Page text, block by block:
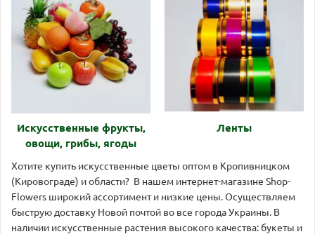
Искусственные фрукты,
овощи, грибы, ягоды
Ленты
Хотите купить искусственные цветы оптом в Кропивницком
(Кировограде) и области? В нашем интернет-магазине Shop-
Flowers широкий ассортимент и низкие цены. Осуществляем
быструю доставку Новой почтой во все города Украины. В
наличии искусственные растения высокого качества: букеты и